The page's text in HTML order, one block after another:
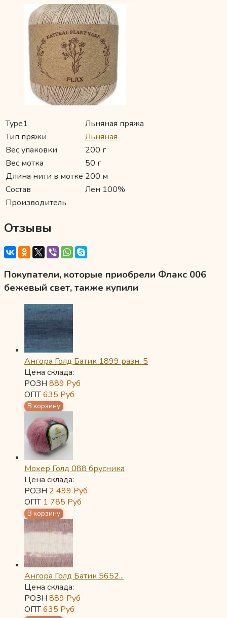
Type1
Льняная пряжа
Тип пряжи
Льняная
Вес упаковки
200 г
Вес мотка
50 г
Длина нити в мотке 200 м
Состав
Лен 100%
Производитель
Отзывы
Покупатели, которые приобрели Флакс 006
бежевый свет, также купили
Ангора Голд Батик 1899 разн. 5
Цена склада:
РОЗН 889 Руб
ОПТ635 Руб
Мохер Голд 088 брусника
Цена склада:
РОЗН 2 499 Руб
ОПТ 1 785 Руб
Ангора Голд Батик 5652...
Цена склада:
РОЗН 889 Руб
ОПТ635 Руб